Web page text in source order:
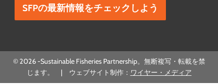
© 2026 -Sustainable Fisheries Partnership。無断複写・転載を禁
じます。 | ウェブサイト制作： ワイヤー・メディア